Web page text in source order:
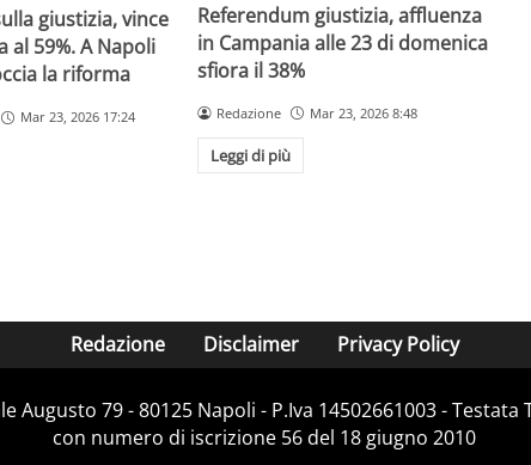
giustizia, vince
al 59%. A Napoli
la riforma
Mar 23, 2026 17:24
Referendum giustizia, affluenza
in Campania alle 23 di domenica
sfiora il 38%
Redazione Mar 23, 2026 8:48
Leggi di più
Redazione Disclaimer Privacy Policy
Augusto 79 - 80125 Napoli - P.Iva 14502661003 -
con numero di iscrizione 56 del 18 giugno 2010